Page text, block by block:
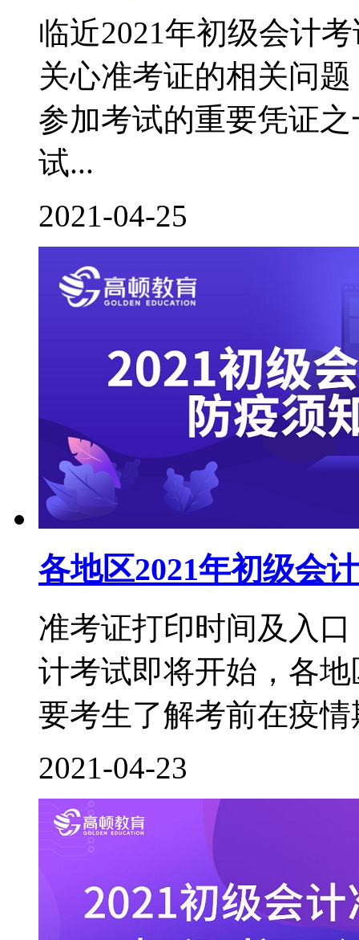
临近2021年初级会计
关心准考证的相关问
参加考试的重要凭证
试...
2021-04-25
各地区2021年初级会
准考证打印时间及入
计考试即将开始，各
要考生了解考前在疫
2021-04-23